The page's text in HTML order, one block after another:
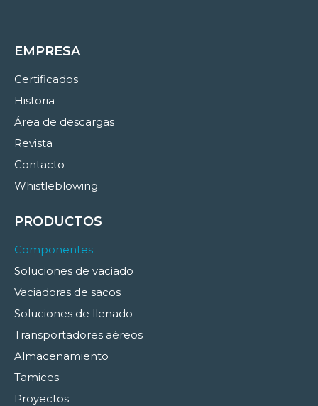
EMPRESA
Certificados
Historia
Área de descargas
Revista
Contacto
Whistleblowing
PRODUCTOS
Componentes
Soluciones de vaciado
Vaciadoras de sacos
Soluciones de llenado
Transportadores aéreos
Almacenamiento
Tamices
Proyectos